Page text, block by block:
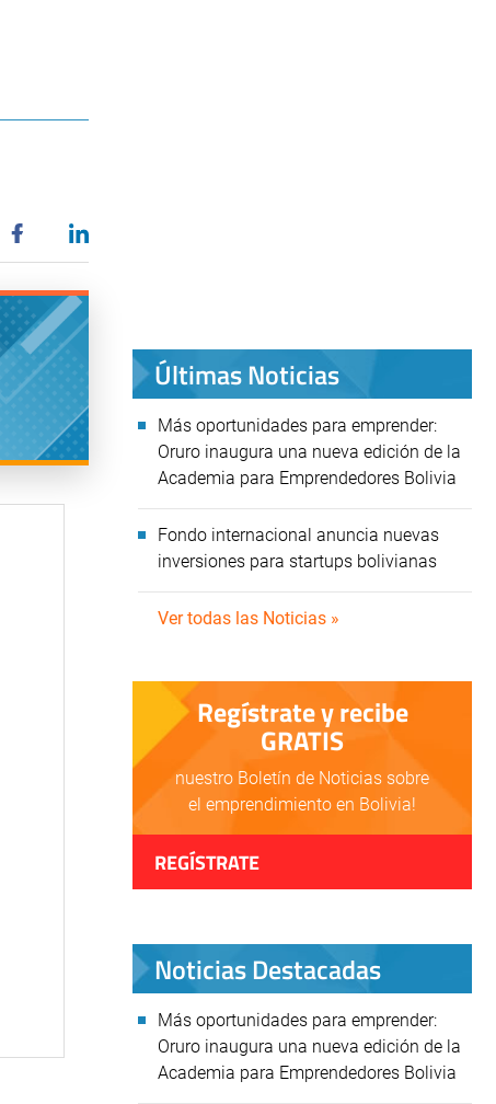
Últimas Noticias
Más oportunidades para emprender:
Oruro inaugura una nueva edición de la
Academia para Emprendedores Bolivia
Fondo internacional anuncia nuevas
inversiones para startups bolivianas
Ver todas las Noticias »
Regístrate y recibe
GRATIS
nuestro Boletín de Noticias sobre
el emprendimiento en Bolivia!
REGÍSTRATE
Noticias Destacadas
Más oportunidades para emprender:
Oruro inaugura una nueva edición de la
Academia para Emprendedores Bolivia